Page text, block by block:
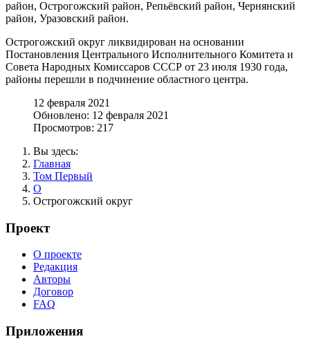
район, Острогожский район, Репьёвский район, Чернянский
район, Уразовский район.
Острогожский округ ликвидирован на основании
Постановления Центрального Исполнительного Комитета и
Совета Народных Комиссаров СССР от 23 июля 1930 года,
районы перешли в подчинение областного центра.
12 февраля 2021
Обновлено: 12 февраля 2021
Просмотров: 217
Вы здесь:
Главная
Том Первый
О
Острогожский округ
Проект
О проекте
Редакция
Авторы
Договор
FAQ
Приложения